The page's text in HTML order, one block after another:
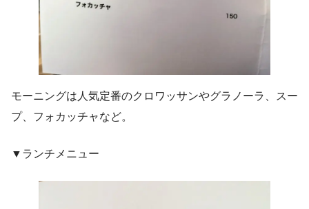
モーニングは人気定番のクロワッサンやグラノーラ、スー
プ、フォカッチャなど。
▼ランチメニュー